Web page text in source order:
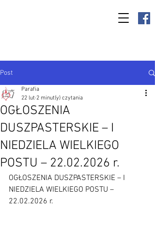
Post
OGŁOSZENIA
DUSZPASTERSKIE – I
NIEDZIELA WIELKIEGO
POSTU – 22.02.2026 r.
Parafia
22 lut 2 minut(y) czytania
OGŁOSZENIA DUSZPASTERSKIE – I
NIEDZIELA WIELKIEGO POSTU –
22.02.2026 r.